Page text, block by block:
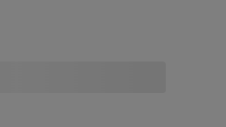
pesquisa